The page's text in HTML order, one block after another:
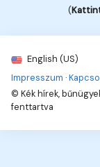
(
English (US)
Impresszum ·
© Kék hírek,
fenttartva